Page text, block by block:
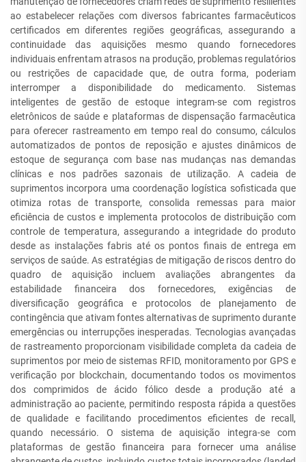
ao estabelecer relações com diversos fabricantes farmacêuticos
certificados em diferentes regiões geográficas, assegurando a
continuidade das aquisições mesmo quando fornecedores
individuais enfrentam atrasos na produção, problemas regulatórios
ou restrições de capacidade que, de outra forma, poderiam
interromper a disponibilidade do medicamento. Sistemas
inteligentes de gestão de estoque integram-se com registros
eletrônicos de saúde e plataformas de dispensação farmacêutica
para oferecer rastreamento em tempo real do consumo, cálculos
automatizados de pontos de reposição e ajustes dinâmicos de
estoque de segurança com base nas mudanças nas demandas
clínicas e nos padrões sazonais de utilização. A cadeia de
suprimentos incorpora uma coordenação logística sofisticada que
otimiza rotas de transporte, consolida remessas para maior
eficiência de custos e implementa protocolos de distribuição com
controle de temperatura, assegurando a integridade do produto
desde as instalações fabris até os pontos finais de entrega em
serviços de saúde. As estratégias de mitigação de riscos dentro do
quadro de aquisição incluem avaliações abrangentes da
estabilidade financeira dos fornecedores, exigências de
diversificação geográfica e protocolos de planejamento de
contingência que ativam fontes alternativas de suprimento durante
emergências ou interrupções inesperadas. Tecnologias avançadas
de rastreamento proporcionam visibilidade completa da cadeia de
suprimentos por meio de sistemas RFID, monitoramento por GPS e
verificação por blockchain, documentando todos os movimentos
dos comprimidos de ácido fólico desde a produção até a
administração ao paciente, permitindo resposta rápida a questões
de qualidade e facilitando procedimentos eficientes de recall,
quando necessário. O sistema de aquisição integra-se com
plataformas de gestão financeira para fornecer uma análise